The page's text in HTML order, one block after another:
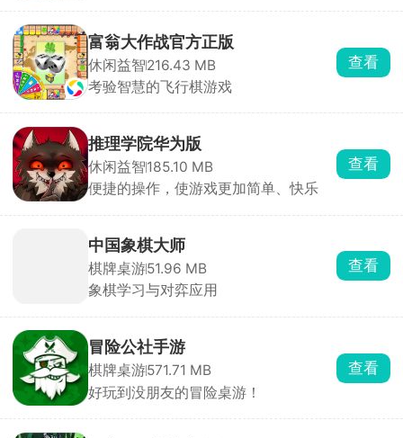
富翁大作战官方正版
休闲益智216.43 MB
考验智慧的飞行棋游戏
查看
推理学院华为版
休闲益智185.10 MB
便捷的操作，使游戏更加简单、快乐
查看
中国象棋大师
棋牌桌游51.96 MB
象棋学习与对弈应用
查看
冒险公社手游
棋牌桌游571.71 MB
好玩到没朋友的冒险桌游！
查看